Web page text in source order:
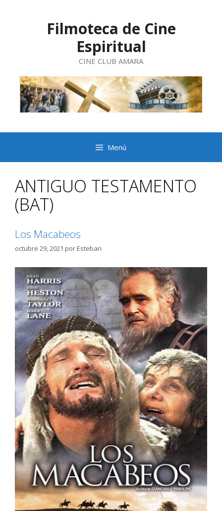
Filmoteca de Cine
Espiritual
CINE CLUB AMARA
Menú
ANTIGUO TESTAMENTO
(BAT)
Los Macabeos
octubre 29, 2021 porEsteban